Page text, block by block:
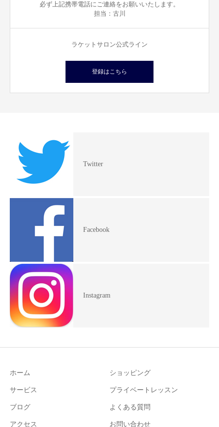
必ず上記携帯電話にご連絡をお願いいたします。
担当：古川
ラケットサロン公式ライン
登録はこちら
Twitter
Facebook
Instagram
ホーム ショッピング
サービス プライベートレッスン
ブログ よくある質問
アクセス お問い合わせ